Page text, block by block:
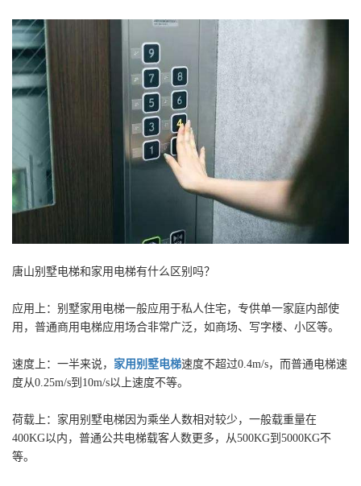
唐山别墅电梯和家用电梯有什么区别吗？
应用上：别墅家用电梯一般应用于私人住宅，专供单一家庭内部使
用，普通商用电梯应用场合非常广泛，如商场、写字楼、小区等。
速度上：一半来说， 家用别墅电梯速度不超过0.4m/s，而普通电梯速
度从0.25m/s到10m/s以上速度不等。
荷载上：家用别墅电梯因为乘坐人数相对较少，一般载重量在
400KG以内，普通公共电梯载客人数更多，从500KG到5000KG不
等。